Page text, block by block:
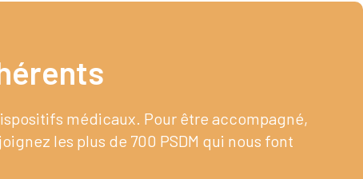
médicaux. Pour être accompagné,
les plus de 700 PSDM qui nous font